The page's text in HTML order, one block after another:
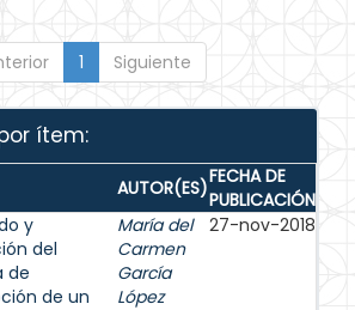
1 Siguiente
ítem:
AUTOR(ES)FECHA DE
PUBLICACIÓN
y
del
de
de un
María del
Carmen
García
López
27-nov-2018